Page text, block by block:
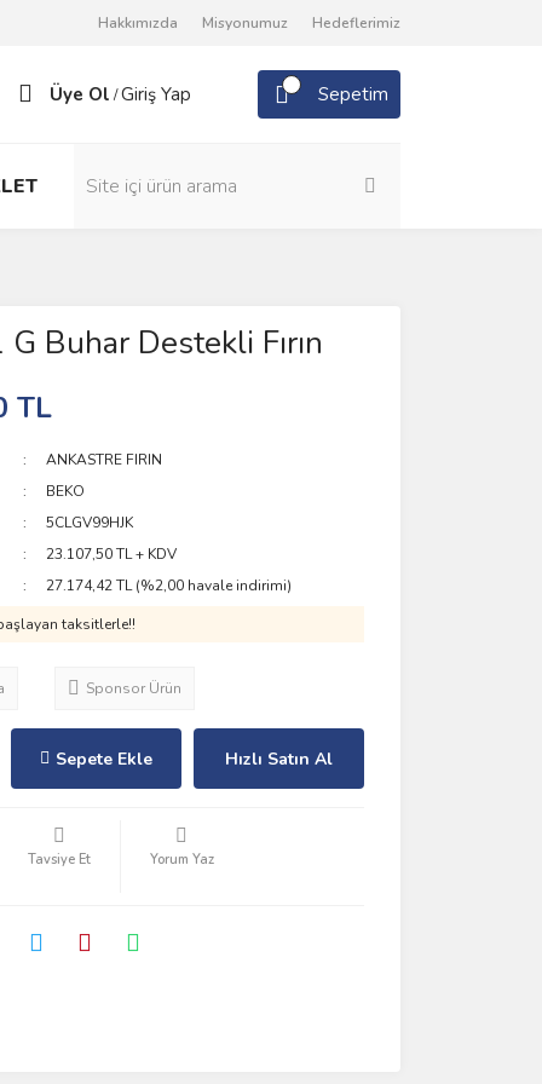
Hakkımızda Misyonumuz Hedeflerimiz
Üye Ol /Giriş Yap Sepetim
Buhar Destekli Fırın
TL
ANKASTRE FIRIN
BEKO
5CLGV99HJK
23.107,50 TL + KDV
27.174,42 TL (%2,00 havale indirimi)
taksitlerle!!
Sponsor Ürün
Sepete Ekle Hızlı Satın Al
Tavsiye Et Yorum Yaz